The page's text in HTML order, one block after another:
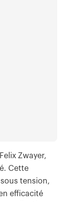
Zwayer,
Cette
tension,
efficacité